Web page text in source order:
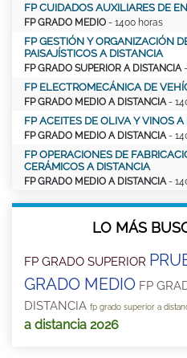
FP CUIDADOS AUXILIARES DE
FP GRADO MEDIO - 1400 horas
FP GESTIÓN Y ORGANIZACIÓN
PAISAJÍSTICOS A DISTANCIA
FP GRADO SUPERIOR A DISTANCIA
FP ELECTROMECÁNICA DE
FP GRADO MEDIO A DISTANCIA -
FP ACEITES DE OLIVA Y VINOS
FP GRADO MEDIO A DISTANCIA -
FP OPERACIONES DE
CERÁMICOS A DISTANCIA
FP GRADO MEDIO A DISTANCIA -
LO MÁS
FP GRADO SUPERIOR
GRADO MEDIO FP
DISTANCIA fp grado superior a
a distancia 2026